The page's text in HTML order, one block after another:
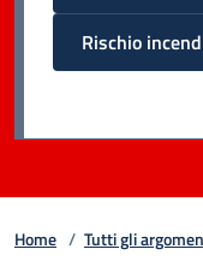
Rischio
Home / Tutti gli